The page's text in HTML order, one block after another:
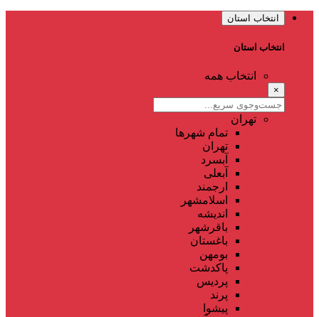
انتخاب استان
انتخاب استان
انتخاب همه
×
تهران
تمام شهر‌ها
تهران
آبسرد
آبعلی
ارجمند
اسلامشهر
اندیشه
باقرشهر
باغستان
بومهن
پاکدشت
پردیس
پرند
پیشوا